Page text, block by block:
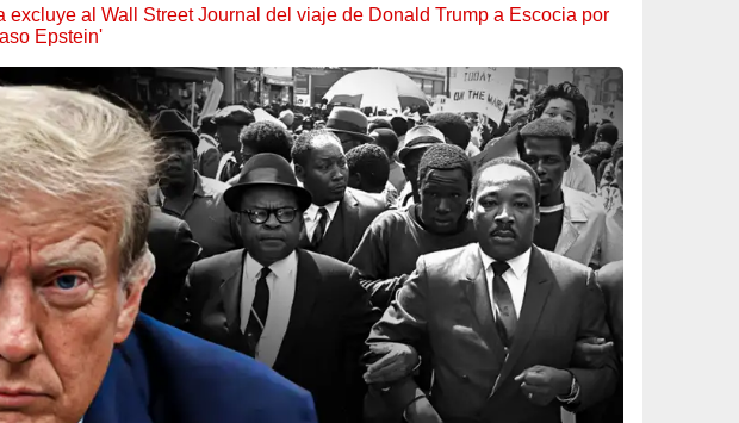
excluye al Wall Street Journal del viaje de Donald Trump a Escocia por
Epstein'